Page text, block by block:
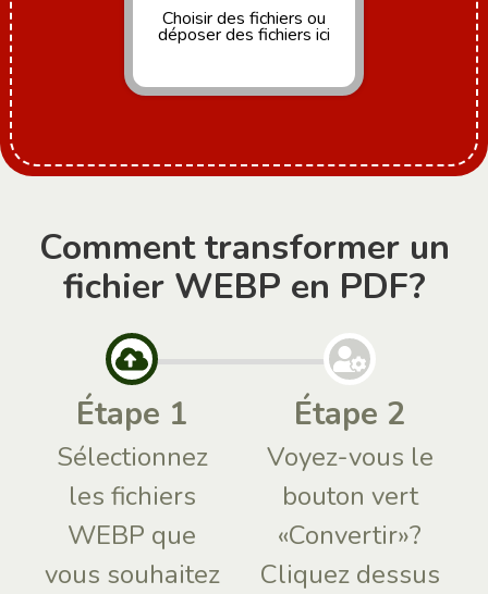
Choisir des fichiers ou
déposer des fichiers ici
Comment transformer un
fichier WEBP en PDF?
Étape 1
Sélectionnez
les fichiers
WEBP que
vous souhaitez
Étape 2
Voyez-vous le
bouton vert
«Convertir»?
Cliquez dessus